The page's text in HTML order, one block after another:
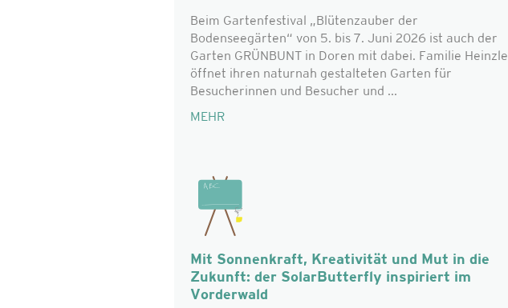
Beim Gartenfestival „Blütenzauber der
Bodenseegärten“ von 5. bis 7. Juni 2026 ist auch der
Garten GRÜNBUNT in Doren mit dabei. Familie Heinzle
öffnet ihren naturnah gestalteten Garten für
Besucherinnen und Besucher und ...
MEHR
Mit Sonnenkraft, Kreativität und Mut in die
Zukunft: der SolarButterfly inspiriert im
Vorderwald